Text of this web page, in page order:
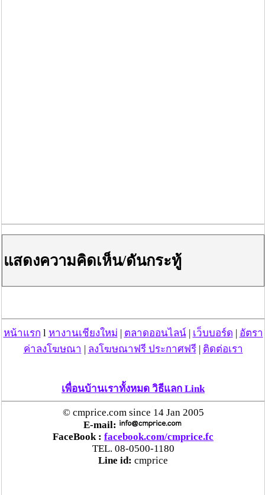
โฆษณาผู้สนับสนุน
แสดงความคิดเห็น/ดันกระทู้
หน้าแรก l หางานเชียงใหม่ | ตลาดออนไลน์| เว็บบอร์ด | อัตรา
ค่าลงโฆษณา | ลงโฆษณาฟรี ประกาศฟรี| ติดต่อเรา
เพื่อนบ้านเราทั้งหมด วิธีแลก Link
© cmprice.com since 14 Jan 2005
E-mail:
FaceBook : facebook.com/cmprice.fc
TEL. 08-0500-1180
Line id: cmprice